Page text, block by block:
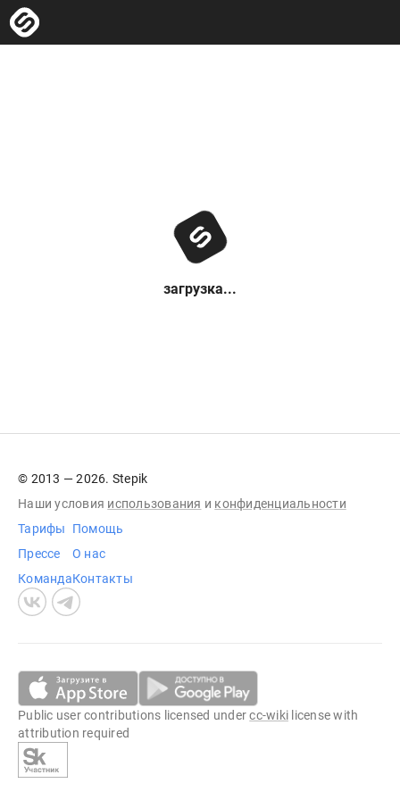
загрузка...
© 2013 — 2026. Stepik
Наши условия использования и конфиденциальности
Тарифы
Прессе
Команда
Помощь
О нас
Контакты
Public user contributions licensed undercc-wiki license with
attribution required